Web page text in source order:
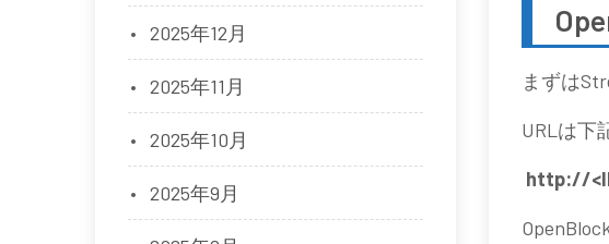
まずは
URLは下
http://
2025年12月
2025年11月
2025年10月
2025年9月